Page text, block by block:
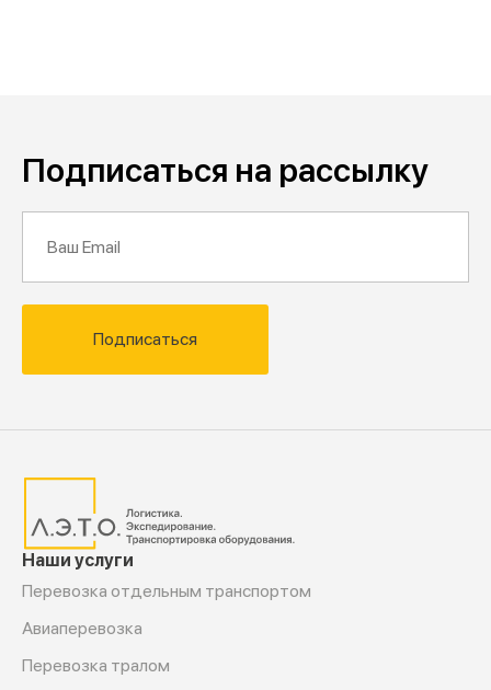
Подписаться на рассылку
Подписаться
Наши услуги
Перевозка отдельным транспортом
Авиаперевозка
Перевозка тралом